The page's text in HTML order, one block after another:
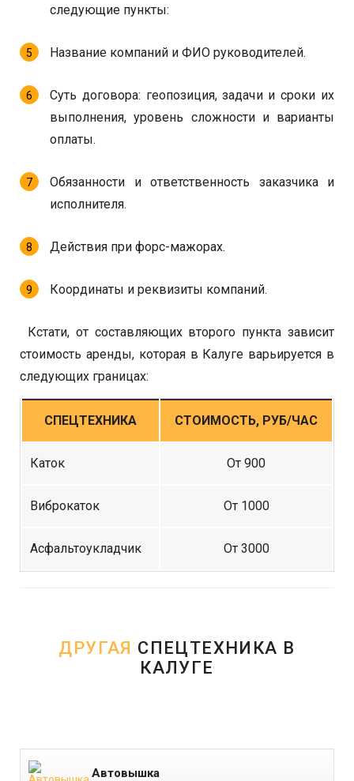
следующие пункты:
Название компаний и ФИО руководителей.
Суть договора: геопозиция, задачи и сроки их
выполнения, уровень сложности и варианты
оплаты.
Обязанности и ответственность заказчика и
исполнителя.
Действия при форс-мажорах.
Координаты и реквизиты компаний.
Кстати, от составляющих второго пункта зависит
стоимость аренды, которая в Калуге варьируется в
следующих границах:
СПЕЦТЕХНИКА СТОИМОСТЬ, РУБ/ЧАС
Каток От 900
Виброкаток От 1000
Асфальтоукладчик От 3000
ДРУГАЯ СПЕЦТЕХНИКА В
КАЛУГЕ
Автовышка